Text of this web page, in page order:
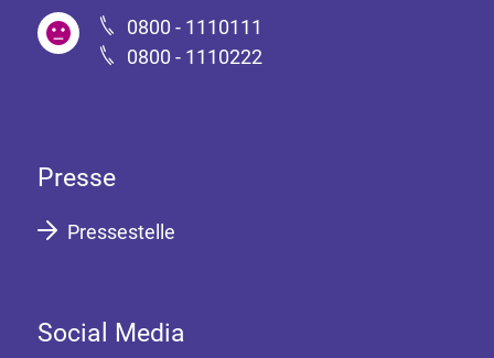
0800 - 1110111
0800 - 1110222
Presse
Pressestelle
Social Media